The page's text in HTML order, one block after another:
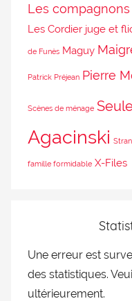
Les
Les Cordier juge et
de Funès Maguy
Patrick Préjean Pierre
Scènes de ménage
Agacinski
famille formidable X-Files
Une erreur est
des statistiques.
ultérieurement.